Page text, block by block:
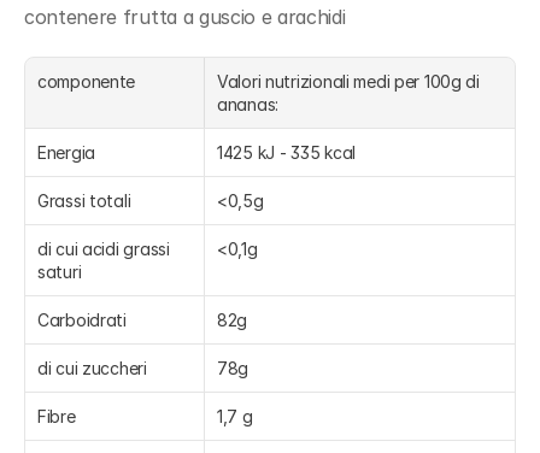
contenere frutta a guscio e arachidi
componente
Valori nutrizionali medi per 100g di
ananas:
Energia 1425 kJ - 335 kcal
Grassi totali <0,5g
di cui acidi grassi
saturi
<0,1g
Carboidrati 82g
di cui zuccheri 78g
Fibre 1,7 g